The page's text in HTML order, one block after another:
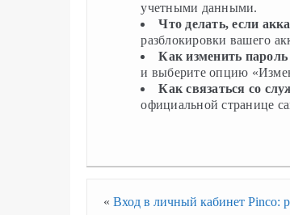
учетными данными.
Что делать, если
разблокировки вашего
Как изменить
и выберите опцию
Как связаться со
официальной странице
« Вход в личный кабинет Pinco: